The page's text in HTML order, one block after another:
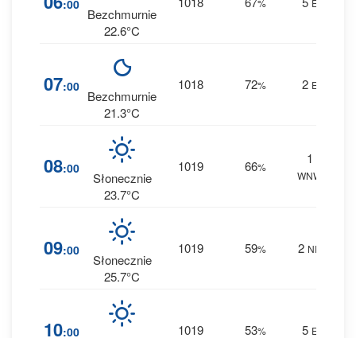
:00
Bezchmurnie
22.6°C
% E
07:00
Bezchmurnie
21.3°C
1018 72% 2 E
08:00
Słonecznie
23.7°C
1019 66%
1
WNW
09:00
Słonecznie
25.7°C
1019 59% 2 NE
10:00 1019 53% 5 E